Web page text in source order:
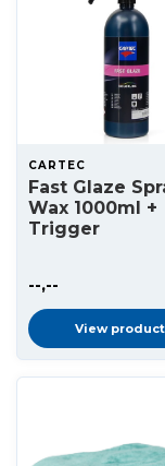
CARTEC
Fast Glaze
Wax 1000ml +
Trigger
--,--
View product